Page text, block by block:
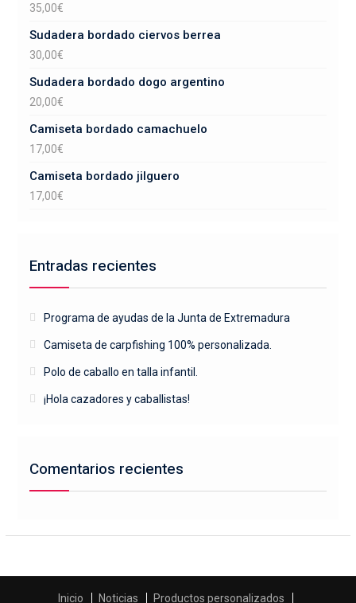
35,00€
Sudadera bordado ciervos berrea
30,00€
Sudadera bordado dogo argentino
20,00€
Camiseta bordado camachuelo
17,00€
Camiseta bordado jilguero
17,00€
Entradas recientes
Programa de ayudas de la Junta de Extremadura
Camiseta de carpfishing 100% personalizada.
Polo de caballo en talla infantil.
¡Hola cazadores y caballistas!
Comentarios recientes
Inicio Noticias Productos personalizados